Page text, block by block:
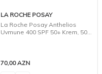
LA ROCHE POSAY
La Roche Posay Anthelios
Uvmune 400 SPF 50+ Krem, 50
70,00AZN